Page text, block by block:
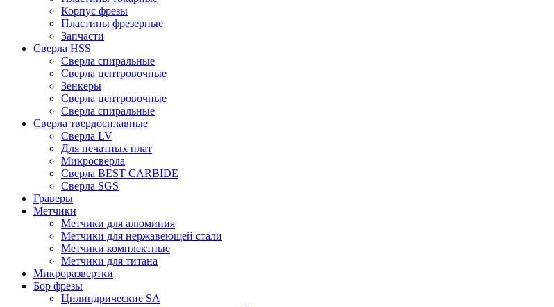
Корпус фрезы
Пластины фрезерные
Запчасти
Сверла HSS
Сверла спиральные
Сверла центровочные
Зенкеры
Сверла центровочные
Сверла спиральные
Сверла твердосплавные
Сверла LV
Для печатных плат
Микросверла
Сверла BEST CARBIDE
Сверла SGS
Граверы
Метчики
Метчики для алюминия
Метчики для нержавеющей стали
Метчики комплектные
Метчики для титана
Микроразвертки
Бор фрезы
Цилиндрические SA